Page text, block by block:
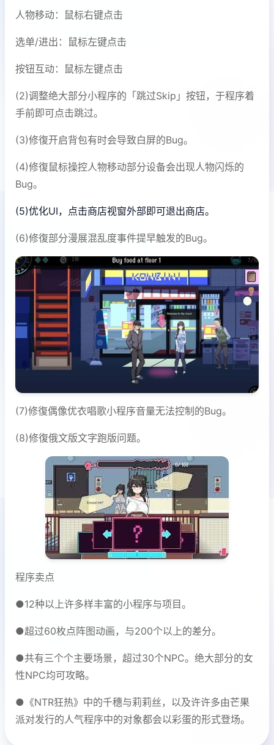
人物移动：鼠标右键点击
选单/进出：鼠标左键点击
按钮互动：鼠标左键点击
(2)调整绝大部分小程序的「跳过Skip」按钮，于程序着
手前即可点击跳过。
(3)修復开启背包有时会导致白屏的Bug。
(4)修復鼠标操控人物移动部分设备会出现人物闪烁的
Bug。
(5)优化UI，点击商店视窗外部即可退出商店。
(6)修復部分漫展混乱度事件提早触发的Bug。
(7)修復偶像优衣唱歌小程序音量无法控制的Bug。
(8)修復俄文版文字跑版问题。
程序卖点
●12种以上许多样丰富的小程序与项目。
●超过60枚点阵图动画，与200个以上的差分。
●共有三个个主要场景，超过30个NPC。绝大部分的女
性NPC均可攻略。
●《NTR狂热》中的千穗与莉莉丝，以及许许多由芒果
派对发行的人气程序中的对象都会以彩蛋的形式登场。